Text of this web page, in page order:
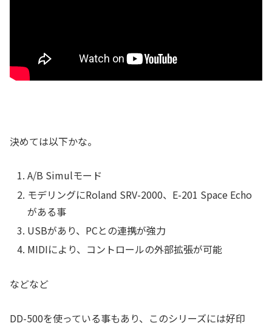
決めては以下かな。
A/B Simulモード
モデリングにRoland SRV-2000、E-201 Space Echo
がある事
USBがあり、PCとの連携が強力
MIDIにより、コントロールの外部拡張が可能
などなど
DD-500を使っている事もあり、このシリーズには好印